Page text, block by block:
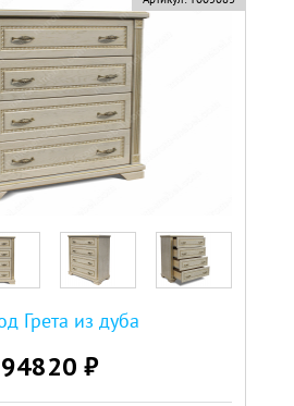
Грета из дуба
94820 ₽